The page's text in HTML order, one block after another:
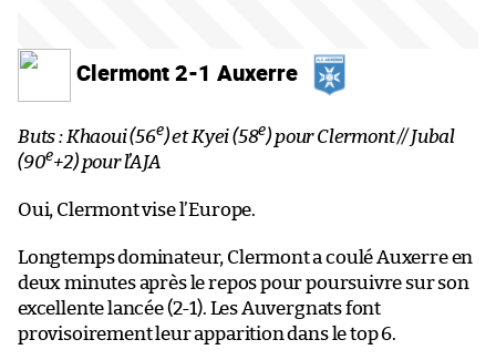
Clermont 2-1 Auxerre
Buts : Khaoui (56e) et Kyei (58e) pour Clermont // Jubal
(90e+2) pour l’AJA
Oui, Clermont vise l’Europe.
Longtemps dominateur, Clermont a coulé Auxerre en
deux minutes après le repos pour poursuivre sur son
excellente lancée (2-1). Les Auvergnats font
provisoirement leur apparition dans le top 6.